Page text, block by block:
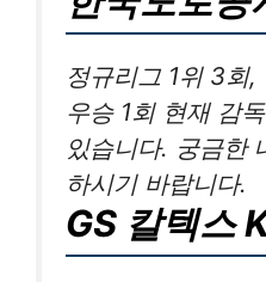
정규리그 1위 3회
우승 1회 현재 감
있습니다. 궁금한
하시기 바랍니다.
GS 칼텍스